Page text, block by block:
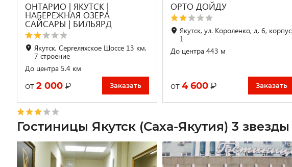
ОНТАРИО | ЯКУТСК |
НАБЕРЕЖНАЯ ОЗЕРА
САЙСАРЫ | БИЛЬЯРД
Якутск, Сергеляхское Шоссе 13 км,
7 строение
До центра 5.4 км
от 2 000 ₽ Заказать
ОРТО ДОЙДУ
Якутск, ул. Короленко, д. 6, корпус
1
До центра 443 м
от4 600 ₽ Заказать
Гостиницы Якутск (Саха-Якутия) 3 звезды